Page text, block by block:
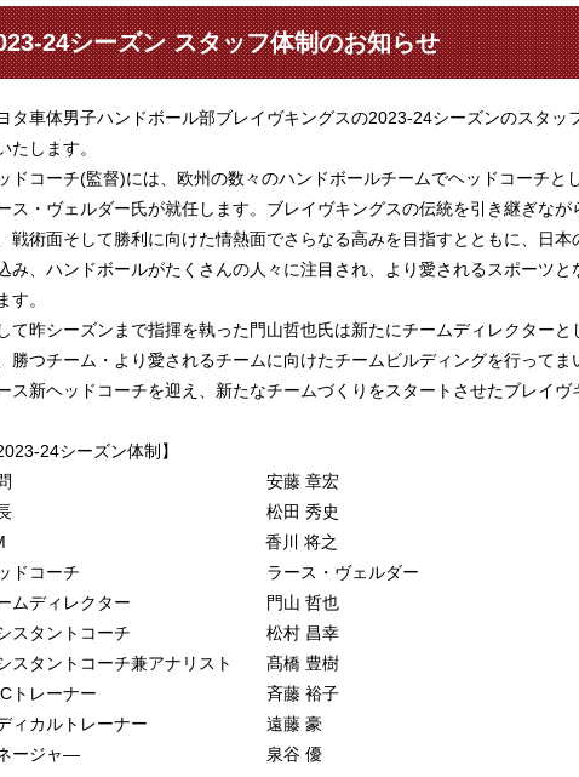
24シーズン スタッフ体制のお知らせ
タ車体男子ハンドボール部ブレイヴキングスの2023-24シーズンのスタッ
たします。
ドコーチ(監督)には、欧州の数々のハンドボールチームでヘッドコーチと
ス・ヴェルダー氏が就任します。ブレイヴキングスの伝統を引き継ぎな
戦術面そして勝利に向けた情熱面でさらなる高みを目指すとともに、日
み、ハンドボールがたくさんの人々に注目され、より愛されるスポーツ
す。
て昨シーズンまで指揮を執った門山哲也氏は新たにチームディレクター
勝つチーム・より愛されるチームに向けたチームビルディングを行ってま
ス新ヘッドコーチを迎え、新たなチームづくりをスタートさせたブレイヴ
2023-24シーズン体制】
問 安藤 章宏
長 松田 秀史
香川 将之
ッドコーチ ラース・ヴェルダー
ームディレクター 門山 哲也
シスタントコーチ 松村 昌幸
スタントコーチ兼アナリスト 髙橋 豊樹
トレーナー 斉藤 裕子
ディカルトレーナー 遠藤 豪
ネージャ― 泉谷 優